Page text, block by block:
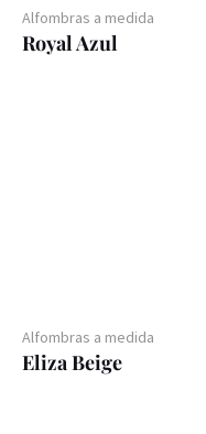
Alfombras a medida
Royal Azul
Alfombras a medida
Eliza Beige